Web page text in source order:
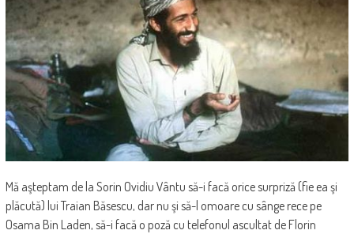
Mă aşteptam de la Sorin Ovidiu Vântu să-i facă orice surpriză (fie ea şi
plăcută) lui Traian Băsescu, dar nu şi să-l omoare cu sânge rece pe
Osama Bin Laden, să-i facă o poză cu telefonul ascultat de Florin